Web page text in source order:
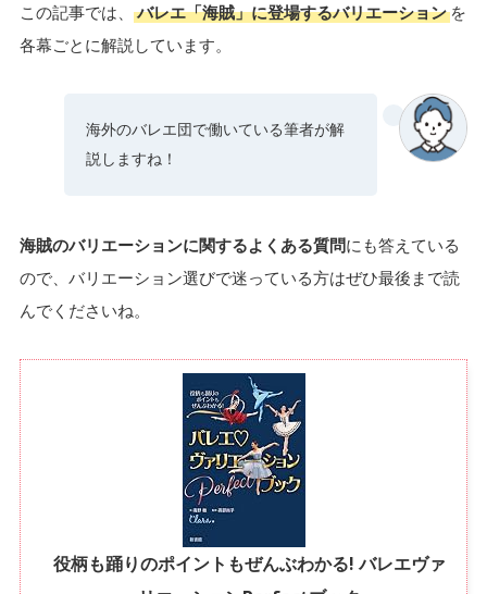
この記事では、 バレエ「海賊」に登場するバリエーションを
各幕ごとに解説しています。
海外のバレエ団で働いている筆者が解
説しますね！
海賊のバリエーションに関するよくある質問にも答えている
ので、バリエーション選びで迷っている方はぜひ最後まで読
んでくださいね。
役柄も踊りのポイントもぜんぶわかる! バレエヴァ